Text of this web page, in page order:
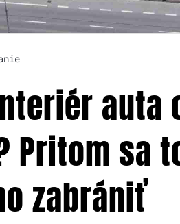
auta
Pritom sa
zabrániť